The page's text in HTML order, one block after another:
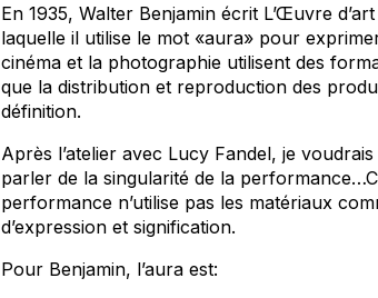
En 1935, Walter Benjamin écrit L’Œuvre
laquelle il utilise le mot «aura» pour
cinéma et la photographie utilisent des
que la distribution et reproduction des
définition.
Après l’atelier avec Lucy Fandel, je
parler de la singularité de la
performance n’utilise pas les matériaux
d’expression et signification.
Pour Benjamin, l’aura est: